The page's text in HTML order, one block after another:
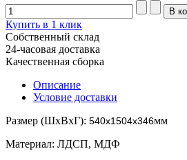
Купить в 1 клик
Собственный склад
24-часовая доставка
Качественная сборка
Описание
Условие доставки
Размер (ШхВхГ): 540х1504х346мм
Материал: ЛДСП, МДФ